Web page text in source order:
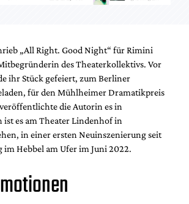
„All Right. Good Night“ für Rimini
des Theaterkollektivs. Vor
ihr Stück gefeiert, zum Berliner
für den Mühlheimer Dramatikpreis
die Autorin es in
es am Theater Lindenhof in
in einer ersten Neuinszenierung seit
Hebbel am Ufer im Juni 2022.